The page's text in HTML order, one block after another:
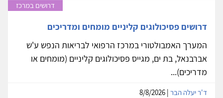
דרושים במרכז
דרושים פסיכולוגים קליניים מומחים ומדריכים
המערך האמבולטורי במרכז הרפואי לבריאות הנפש ע'ש
אברבנאל, בת ים, מגייס פסיכולוגים קליניים (מומחים או
מדריכים)...
ד'ר יעלה הבר